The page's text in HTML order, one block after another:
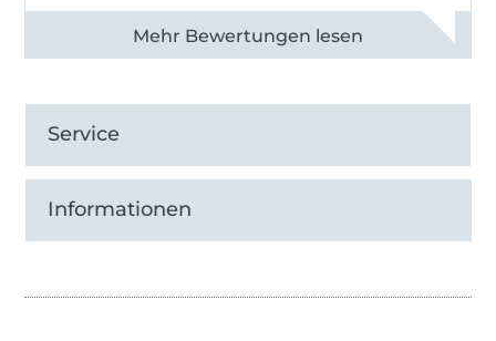
Alle 82968 Bewertungen ansehen
Service
Informationen